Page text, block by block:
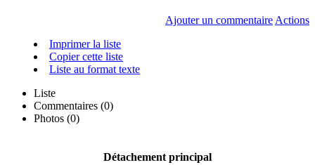
Ajouter un commentaire Actions
Imprimer la liste
Copier cette liste
Liste au format texte
Liste
Commentaires (0)
Photos (0)
Détachement principal